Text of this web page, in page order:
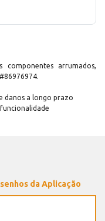
arrumados,
danos a longo prazo
da Aplicação